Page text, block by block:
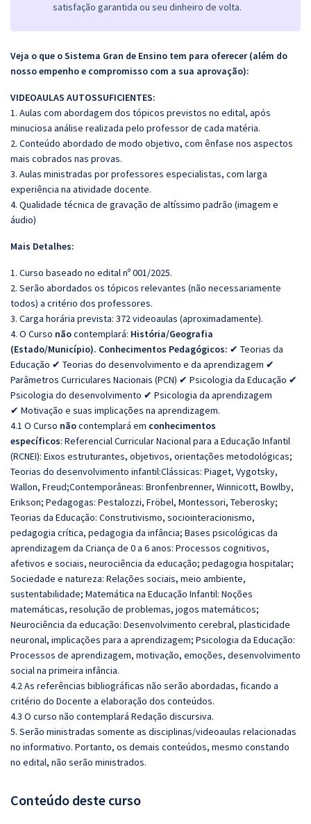
satisfação garantida ou seu dinheiro de volta.
Veja o que o Sistema Gran de Ensino tem para oferecer (além do
nosso empenho e compromisso com a sua aprovação):
VIDEOAULAS AUTOSSUFICIENTES:
1. Aulas com abordagem dos tópicos previstos no edital, após
minuciosa análise realizada pelo professor de cada matéria.
2. Conteúdo abordado de modo objetivo, com ênfase nos aspectos
mais cobrados nas provas.
3. Aulas ministradas por professores especialistas, com larga
experiência na atividade docente.
4. Qualidade técnica de gravação de altíssimo padrão (imagem e
áudio)
Mais Detalhes:
1. Curso baseado no edital nº 001/2025.
2. Serão abordados os tópicos relevantes (não necessariamente
todos) a critério dos professores.
3. Carga horária prevista: 372 videoaulas (aproximadamente).
4. O Curso nãocontemplará: História/Geografia
(Estado/Município). Conhecimentos Pedagógicos: ✔ Teorias da
Educação ✔ Teorias do desenvolvimento e da aprendizagem ✔
Parâmetros Curriculares Nacionais (PCN) ✔ Psicologia da Educação ✔
Psicologia do desenvolvimento ✔ Psicologia da aprendizagem
✔ Motivação e suas implicações na aprendizagem.
4.1 O Curso nãocontemplará em conhecimentos
específicos: Referencial Curricular Nacional para a Educação Infantil
(RCNEI): Eixos estruturantes, objetivos, orientações metodológicas;
Teorias do desenvolvimento infantil:Clássicas: Piaget, Vygotsky,
Wallon, Freud;Contemporâneas: Bronfenbrenner, Winnicott, Bowlby,
Erikson; Pedagogas: Pestalozzi, Fröbel, Montessori, Teberosky;
Teorias da Educação: Construtivismo, sociointeracionismo,
pedagogia crítica, pedagogia da infância; Bases psicológicas da
aprendizagem da Criança de 0 a 6 anos: Processos cognitivos,
afetivos e sociais, neurociência da educação; pedagogia hospitalar;
Sociedade e natureza: Relações sociais, meio ambiente,
sustentabilidade; Matemática na Educação Infantil: Noções
matemáticas, resolução de problemas, jogos matemáticos;
Neurociência da educação: Desenvolvimento cerebral, plasticidade
neuronal, implicações para a aprendizagem; Psicologia da Educação:
Processos de aprendizagem, motivação, emoções, desenvolvimento
social na primeira infância.
4.2 As referências bibliográficas não serão abordadas, ficando a
critério do Docente a elaboração dos conteúdos.
4.3 O curso não contemplará Redação discursiva.
5. Serão ministradas somente as disciplinas/videoaulas relacionadas
no informativo. Portanto, os demais conteúdos, mesmo constando
no edital, não serão ministrados.
Conteúdo deste curso